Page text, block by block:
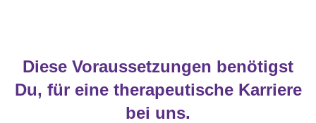
Diese Voraussetzungen benötigst
Du, für eine therapeutische Karriere
bei uns.